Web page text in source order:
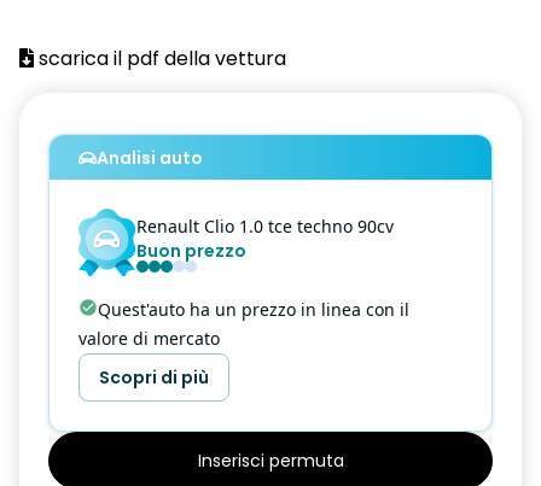
scarica il pdf della vettura
Analisi auto
Renault Clio 1.0 tce techno 90cv
Buon prezzo
Quest'auto ha un prezzo in linea con il
valore di mercato
Scopri di più
Inserisci permuta